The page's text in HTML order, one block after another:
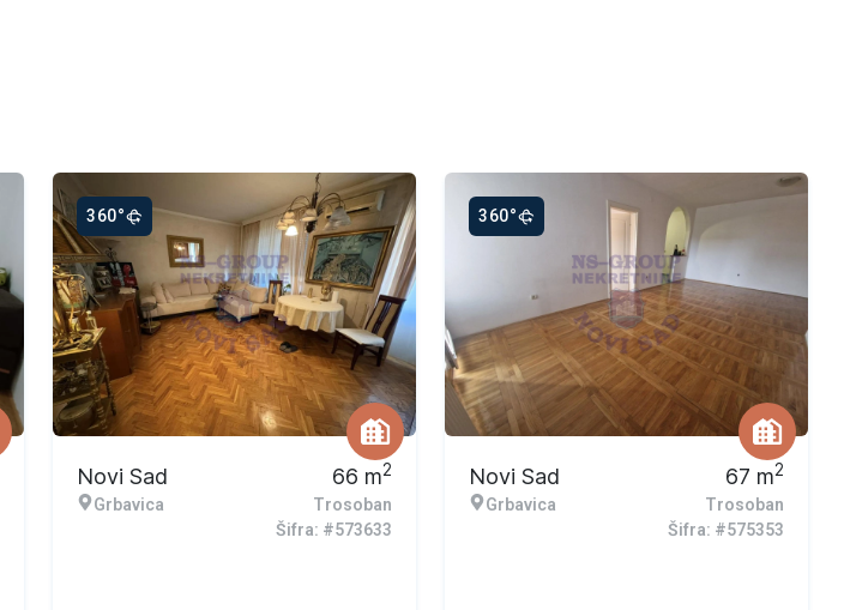
360°
Novi Sad
Grbavica
66 m2
Trosoban
Šifra: #573633
360°
Novi Sad
Grbavica
67 m2
Trosoban
Šifra: #575353